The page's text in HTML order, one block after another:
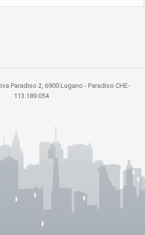
Paradiso 2, 6900 Lugano - Paradiso CHE-
113.189.054